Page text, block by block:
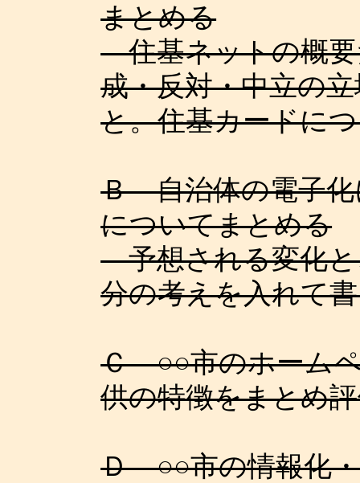
まとめる
住基ネットの概要
成・反対・中立の
と。住基カードに
Ｂ 自治体の電子化
についてまとめる
予想される変化と
分の考えを入れて
Ｃ ○○市のホームペ
供の特徴をまとめ
Ｄ ○○市の情報化・